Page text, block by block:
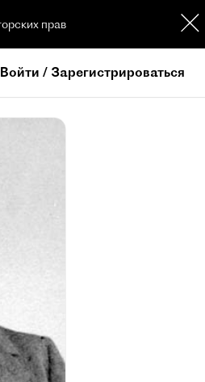
прав
Войти / Зарегистрироваться